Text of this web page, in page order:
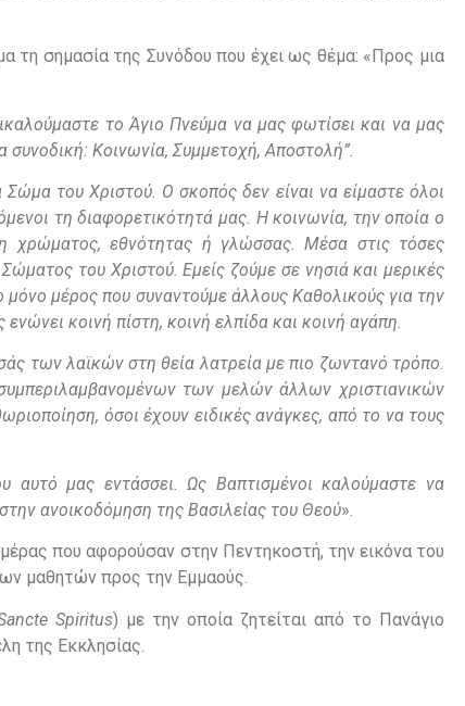
τη σημασία της Συνόδου που έχει ως θέμα: «Προς μια
το Άγιο Πνεύμα να μας φωτίσει και να μας
Κοινωνία, Συμμετοχή, Αποστολή”.
του Χριστού. Ο σκοπός δεν είναι να είμαστε όλοι
τη διαφορετικότητά μας. Η κοινωνία, την οποία ο
χρώματος, εθνότητας ή γλώσσας. Μέσα στις τόσες
του Χριστού. Εμείς ζούμε σε νησιά και μερικές
μέρος που συναντούμε άλλους Καθολικούς για την
κοινή πίστη, κοινή ελπίδα και κοινή αγάπη.
των λαϊκών στη θεία λατρεία με πιο ζωντανό τρόπο.
των μελών άλλων χριστιανικών
όσοι έχουν ειδικές ανάγκες, από το να τους
μας εντάσσει. Ως Βαπτισμένοι καλούμαστε να
ανοικοδόμηση της Βασιλείας του Θεού».
που αφορούσαν στην Πεντηκοστή, την εικόνα του
μαθητών προς την Εμμαούς.
Spiritus) με την οποία ζητείται από το Πανάγιο
της Εκκλησίας.